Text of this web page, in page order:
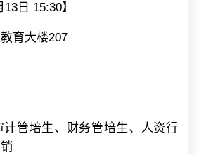
日 15:30】
育大楼207
管培生、财务管培生、人资行